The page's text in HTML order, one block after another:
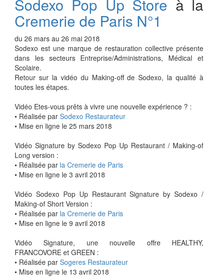
Sodexo Pop Up Store à la
Cremerie de Paris N°1
du 26 mars au 26 mai 2018
Sodexo est une marque de restauration collective présente
dans les secteurs Entreprise/Administrations, Médical et
Scolaire.
Retour sur la vidéo du Making-off de Sodexo, la qualité à
toutes les étapes.
Vidéo Etes-vous prêts à vivre une nouvelle expérience ? :
• Réalisée par Sodexo Restaurateur
• Mise en ligne le 25 mars 2018
Vidéo Signature by Sodexo Pop Up Restaurant / Making-of
Long version :
• Réalisée par la Cremerie de Paris
• Mise en ligne le 3 avril 2018
Vidéo Sodexo Pop Up Restaurant Signature by Sodexo /
Making-of Short Version :
• Réalisée par la Cremerie de Paris
• Mise en ligne le 9 avril 2018
Vidéo Signature, une nouvelle offre HEALTHY,
FRANCOVORE et GREEN :
• Réalisée par Sogeres Restaurateur
• Mise en ligne le 13 avril 2018